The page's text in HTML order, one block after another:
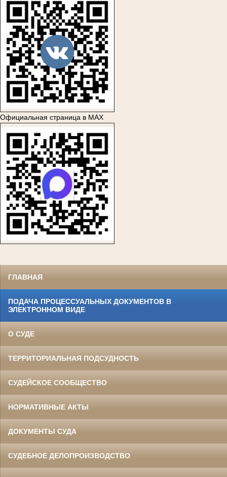
Официальная страница в MAX
ГЛАВНАЯ
ПОДАЧА ПРОЦЕССУАЛЬНЫХ ДОКУМЕНТОВ В
ЭЛЕКТРОННОМ ВИДЕ
О СУДЕ
ТЕРРИТОРИАЛЬНАЯ ПОДСУДНОСТЬ
СУДЕЙСКОЕ СООБЩЕСТВО
НОРМАТИВНЫЕ АКТЫ
ДОКУМЕНТЫ СУДА
СУДЕБНОЕ ДЕЛОПРОИЗВОДСТВО